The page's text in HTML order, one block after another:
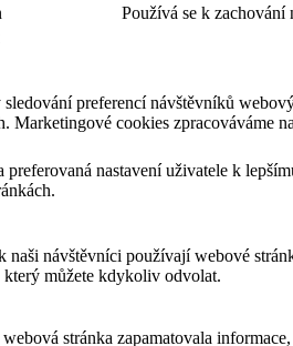
Používá se k zachování
preferencí návštěvníků
Marketingové cookies zpracováváme
preferovaná nastavení uživatele k
naši návštěvníci používají webové
který můžete kdykoliv odvolat.
stránka zapamatovala